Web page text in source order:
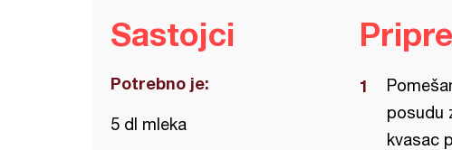
Sastojci
Potrebno je:
5 dl mleka
posudu
kvasac